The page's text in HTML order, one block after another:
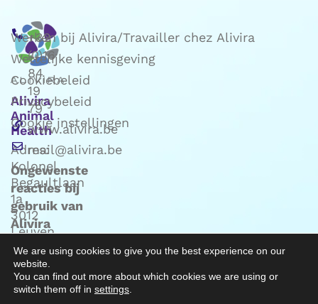
Alivira
Animal
Health
Adres:
Kolonel
Begaultlaan
1a
3012
Leuven
(Belgie)
+32
(0)16
84
19
79
www.alivira.be
mail@alivira.be
Ongewenste
reacties bij
gebruik van
Alivira
mail naar
Phv@alivira.be
Werken bij Alivira/Travailler chez Alivira
Wettelijke kennisgeving
Cookiebeleid
Privacybeleid
Cookie instellingen
We are using cookies to give you the best experience on our
website.
You can find out more about which cookies we are using or
switch them off in settings